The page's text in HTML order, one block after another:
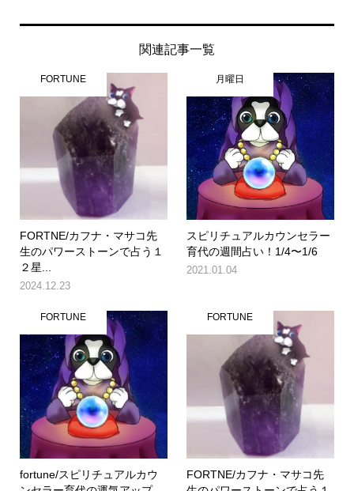
関連記事一覧
FORTUNE
FORTNE/カフナ・マサコ先
生のパワーストーンで占う１
２星...
2024.12.23
月曜日
スピリチュアルカウンセラー
育代の週間占い！1/4〜1/6
2021.01.04
FORTUNE
fortune/スピリチュアルカウ
FORTUNE
FORTNE/カフナ・マサコ先